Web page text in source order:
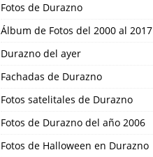
Fotos de Durazno
Álbum de Fotos del 2000 al 2017
Durazno del ayer
Fachadas de Durazno
Fotos satelitales de Durazno
Fotos de Durazno del año 2006
Fotos de Halloween en Durazno